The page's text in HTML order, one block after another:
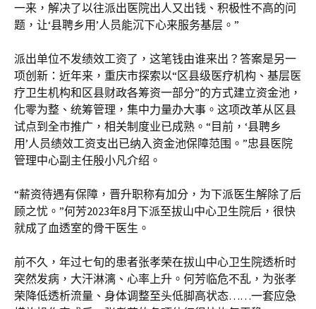
一来，解决了以往派出医院出人又出钱、积极性不高的问
题，让‘县聘乡用’人员能沉下心来服务基层。”
派出单位不发绩效工资了，这笔钱由谁来出？答案是另一
项创新：近年来，重庆市探索以“区县级医疗机构、基层医
疗卫生机构和区县财政各筹资一部分”的方式建立资金池，
化零为整、统筹管理，集中力量办大事。这项改革从区县
试点到全市推广，相关制度业已成熟。“目前，‘县聘乡
用’人员绩效工资支出已纳入资金池保障范围。”忠县医院
管理中心副主任殷小凡介绍。
“薪资待遇有保障，晋升职称有加分，为下派医生解除了后
顾之忧。”何芳2023年8月下派至拔山中心卫生院后，很快
就成了血透室的骨干医生。
前不久，年过七旬的患者张孝荣在拔山中心卫生院透析时
突然发病，大汗淋漓、心率上升。何芳临危不乱，为张孝
荣降低透析流量、身体调整至头低脚高状态……一套应急